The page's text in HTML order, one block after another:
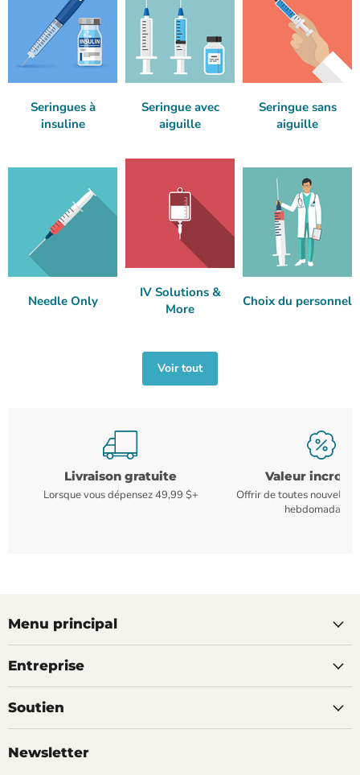
Seringues à
insuline
Seringue avec
aiguille
Seringue sans
aiguille
Needle Only
IV Solutions &
More
Choix du personnel
Voir tout
Livraison gratuite
Lorsque vous dépensez 49,99 $+
Valeur
Offrir de toutes nouvelles
hebdomadaires
Menu principal
Entreprise
Soutien
Newsletter